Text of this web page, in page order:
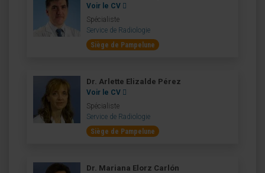
Voir le CV
Spécialiste
Service de Radiologie
Siège de Pampelune
Dr. Arlette Elizalde Pérez
Voir le CV
Spécialiste
Service de Radiologie
Siège de Pampelune
Dr. Mariana Elorz Carlón